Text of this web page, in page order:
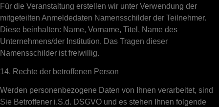
Für die Veranstaltung erstellen wir unter Verwendung der
mitgeteilten Anmeldedaten Namensschilder der Teilnehmer.
Diese beinhalten: Name, Vorname, Titel, Name des
Unternehmens/der Institution. Das Tragen dieser
Namensschilder ist freiwillig.
14. Rechte der betroffenen Person
Werden personenbezogene Daten von Ihnen verarbeitet, sind
Sie Betroffener i.S.d. DSGVO und es stehen Ihnen folgende